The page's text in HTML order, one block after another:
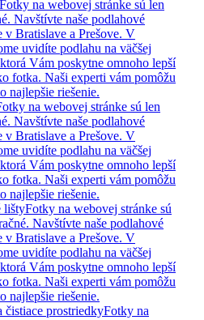
Fotky na webovej stránke sú len
Navštívte naše podlahové
v Bratislave a Prešove. V
uvidíte podlahu na väčšej
Vám poskytne omnoho lepší
fotka. Naši experti vám pomôžu
najlepšie riešenie.
na webovej stránke sú len
Navštívte naše podlahové
v Bratislave a Prešove. V
uvidíte podlahu na väčšej
Vám poskytne omnoho lepší
fotka. Naši experti vám pomôžu
najlepšie riešenie.
lištyFotky na webovej stránke sú
Navštívte naše podlahové
v Bratislave a Prešove. V
uvidíte podlahu na väčšej
Vám poskytne omnoho lepší
fotka. Naši experti vám pomôžu
najlepšie riešenie.
čistiace prostriedkyFotky na